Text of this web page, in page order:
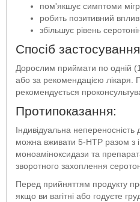
пом'якшує симптоми
робить позитивний
збільшує рівень
Спосіб
Дорослим приймати по одній
або за рекомендацією лікаря.
рекомендується
Протипоказання:
Індивідуальна
можна вживати 5-HTP разом з
моноаміноксидази та
зворотного захоплення
Перед прийняттям продукту
якщо ви вагітні або годуєте